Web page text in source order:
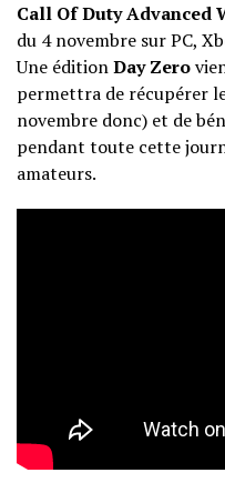
Call Of Duty Advanced
du 4 novembre sur PC,
Une éditionDay Zero
permettra de récupérer
novembre donc) et de
pendant toute cette
amateurs.